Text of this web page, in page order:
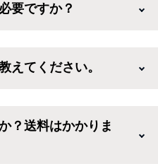
要ですか？
に商品を入れた後、ログイ
えてください。
ットから、季節・空調家
で、幅広く中古家電を取り
？送料はかかりま